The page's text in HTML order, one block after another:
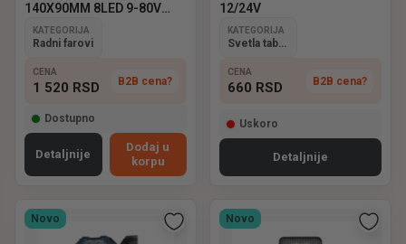
140X90MM 8LED 9-80V
EMARK
KATEGORIJA
Radni farovi
CENA
1 520 RSD B2B cena?
Dostupno
Detaljnije
Dodaj u
korpu
12/24V
KATEGORIJA
Svetla tablice
CENA
660 RSD B2B cena?
Uskoro
Detaljnije
Novo Novo